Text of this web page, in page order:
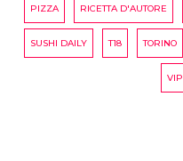
PIZZA RICETTA D'AUTORE
SUSHI DAILY T18 TORINO
VIP